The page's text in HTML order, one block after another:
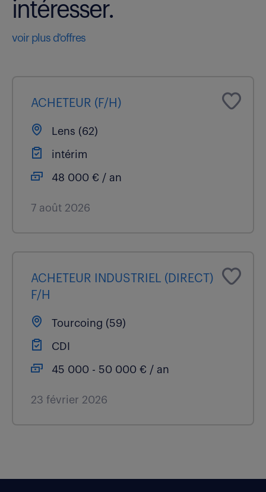
intéresser.
voir plus d'offres
ACHETEUR (F/H)
Lens (62)
intérim
48 000 € / an
7 août 2026
ACHETEUR INDUSTRIEL (DIRECT)
F/H
Tourcoing (59)
CDI
45 000 - 50 000 € / an
23 février 2026